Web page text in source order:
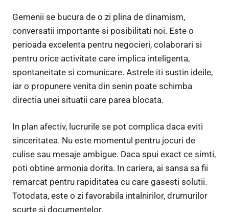
Gemenii se bucura de o zi plina de dinamism,
conversatii importante si posibilitati noi. Este o
perioada excelenta pentru negocieri, colaborari si
pentru orice activitate care implica inteligenta,
spontaneitate si comunicare. Astrele iti sustin ideile,
iar o propunere venita din senin poate schimba
directia unei situatii care parea blocata.
In plan afectiv, lucrurile se pot complica daca eviti
sinceritatea. Nu este momentul pentru jocuri de
culise sau mesaje ambigue. Daca spui exact ce simti,
poti obtine armonia dorita. In cariera, ai sansa sa fii
remarcat pentru rapiditatea cu care gasesti solutii.
Totodata, este o zi favorabila intalnirilor, drumurilor
scurte si documentelor.